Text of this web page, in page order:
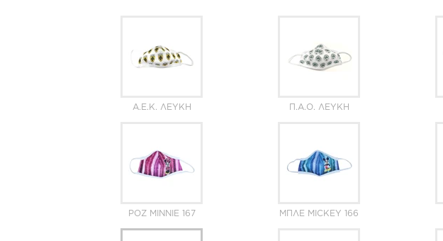
Α.Ε.Κ. ΛΕΥΚΉ Π.Α.Ο. ΛΕΥΚΉ
ΡΟΖ MINNIE 167 ΜΠΛΕ MICKEY 166